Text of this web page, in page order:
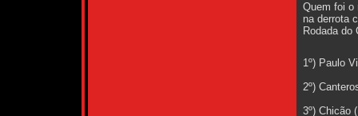
Quem foi o
na derrota
Rodada do
1º) Paulo
2º)
3º) Chicão